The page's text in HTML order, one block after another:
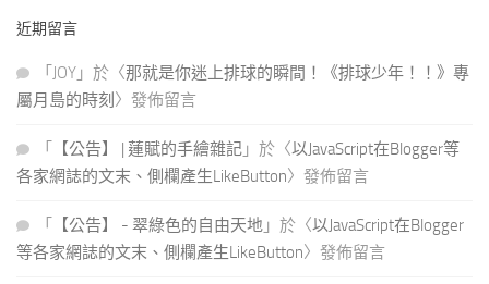
鍵
近期留言
「 JOY 」於〈那就是你迷上排球的瞬間！《排球少年！！》專
屬月島的時刻 〉發佈留言
「 【公告】 | 蓮賦的手繪雜記 」於〈以JavaScript在Blogger等
各家網誌的文末、側欄產生LikeButton〉發佈留言
「 【公告】 - 翠綠色的自由天地 」於〈以JavaScript在Blogger
等各家網誌的文末、側欄產生LikeButton〉發佈留言